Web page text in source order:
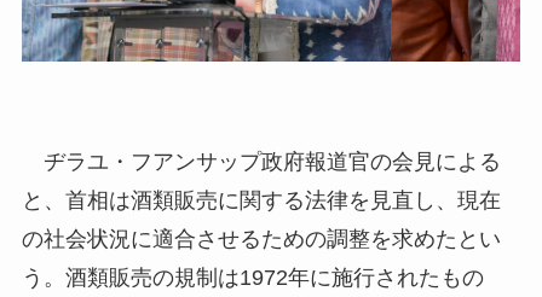
ヂラユ・フアンサップ政府報道官の会見による
と、首相は酒類販売に関する法律を見直し、現在
の社会状況に適合させるための調整を求めたとい
う。酒類販売の規制は1972年に施行されたもの